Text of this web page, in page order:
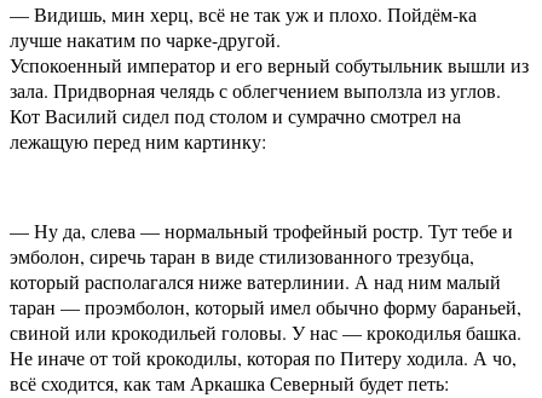
— Видишь, мин херц, всё не так уж и плохо. Пойдём-ка
лучше накатим по чарке-другой.
Успокоенный император и его верный собутыльник вышли из
зала. Придворная челядь с облегчением выползла из углов.
Кот Василий сидел под столом и сумрачно смотрел на
лежащую перед ним картинку:
— Ну да, слева — нормальный трофейный ростр. Тут тебе и
эмболон, сиречь таран в виде стилизованного трезубца,
который располагался ниже ватерлинии. А над ним малый
таран — проэмболон, который имел обычно форму бараньей,
свиной или крокодильей головы. У нас — крокодилья башка.
Не иначе от той крокодилы, которая по Питеру ходила. А чо,
всё сходится, как там Аркашка Северный будет петь: